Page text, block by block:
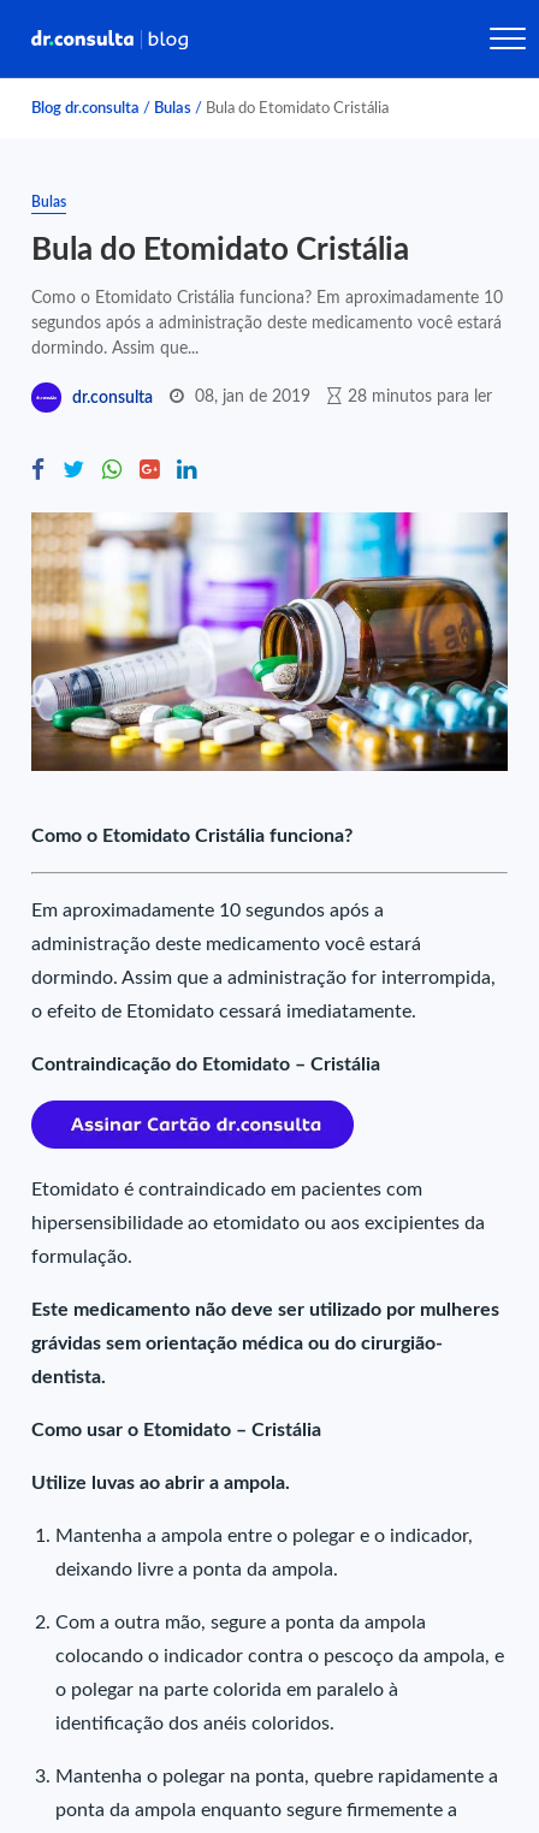
Blog dr.consulta / Bulas / Bula do Etomidato Cristália
Bulas
Bula do Etomidato Cristália
Como o Etomidato Cristália funciona? Em aproximadamente 10
segundos após a administração deste medicamento você estará
dormindo. Assim que...
dr.consulta 08, jan de 2019 28 minutos para ler
Como o Etomidato Cristália funciona?
Em aproximadamente 10 segundos após a
administração deste medicamento você estará
dormindo. Assim que a administração for interrompida,
o efeito de Etomidato cessará imediatamente.
Contraindicação do Etomidato – Cristália
Etomidato é contraindicado em pacientes com
hipersensibilidade ao etomidato ou aos excipientes da
formulação.
Este medicamento não deve ser utilizado por mulheres
grávidas sem orientação médica ou do cirurgião-
dentista.
Como usar o Etomidato – Cristália
Utilize luvas ao abrir a ampola.
Mantenha a ampola entre o polegar e o indicador,
deixando livre a ponta da ampola.
Com a outra mão, segure a ponta da ampola
colocando o indicador contra o pescoço da ampola, e
o polegar na parte colorida em paralelo à
identificação dos anéis coloridos.
Mantenha o polegar na ponta, quebre rapidamente a
ponta da ampola enquanto segure firmemente a